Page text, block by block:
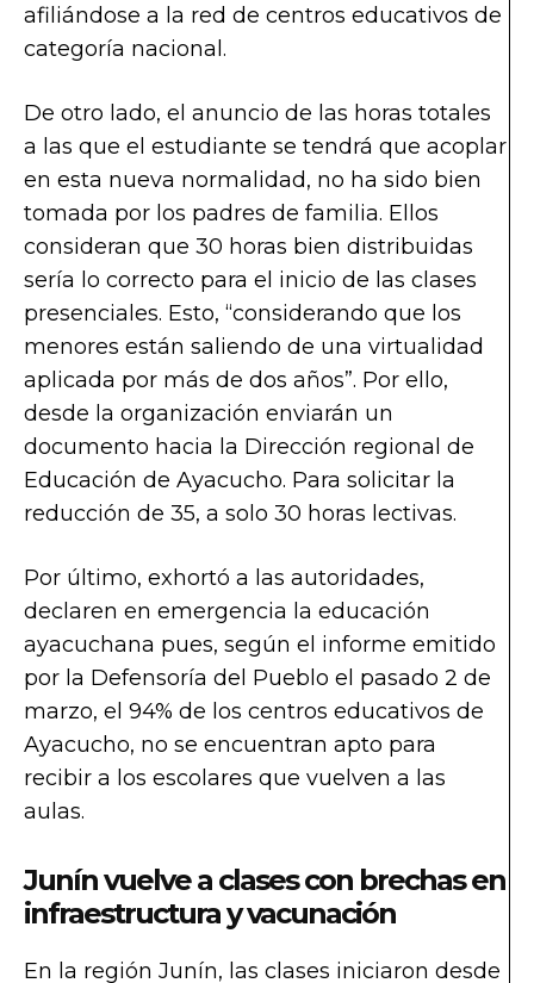
afiliándose a la red de centros educativos de
categoría nacional.
De otro lado, el anuncio de las horas totales
a las que el estudiante se tendrá que acoplar
en esta nueva normalidad, no ha sido bien
tomada por los padres de familia. Ellos
consideran que 30 horas bien distribuidas
sería lo correcto para el inicio de las clases
presenciales. Esto, “considerando que los
menores están saliendo de una virtualidad
aplicada por más de dos años”. Por ello,
desde la organización enviarán un
documento hacia la Dirección regional de
Educación de Ayacucho. Para solicitar la
reducción de 35, a solo 30 horas lectivas.
Por último, exhortó a las autoridades,
declaren en emergencia la educación
ayacuchana pues, según el informe emitido
por la Defensoría del Pueblo el pasado 2 de
marzo, el 94% de los centros educativos de
Ayacucho, no se encuentran apto para
recibir a los escolares que vuelven a las
aulas.
Junín vuelve a clases con brechas en
infraestructura y vacunación
En la región Junín, las clases iniciaron desde